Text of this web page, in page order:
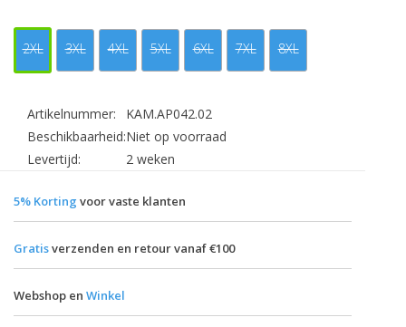
2XL 3XL 4XL 5XL 6XL 7XL 8XL
Artikelnummer:
KAM.AP042.02
Beschikbaarheid:Niet op voorraad
Levertijd:
2 weken
5% Korting voor vaste klanten
Gratisverzenden en retour vanaf €100
Webshop en Winkel